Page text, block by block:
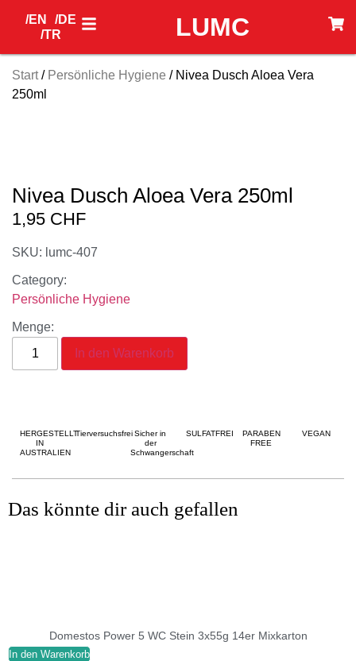
LUMC
/EN
/DE
/TR
Start/ Persönliche Hygiene / Nivea Dusch Aloea Vera
250ml
Nivea Dusch Aloea Vera 250ml
1,95 CHF
SKU: lumc-407
Category:
Persönliche Hygiene
Menge:
In den Warenkorb
HERGESTELLT
IN
AUSTRALIEN
Tierversuchsfrei Sicher in
der
Schwangerschaft
SULFATFREI
PARABEN
FREE
VEGAN
Das könnte dir auch gefallen
Domestos Power 5 WC Stein 3x55g 14er Mixkarton
In den Warenkorb